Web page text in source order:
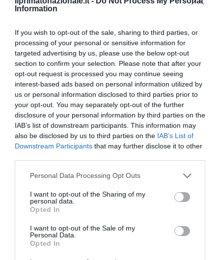
Information
If you wish to opt-out of the sale, sharing to third parties, or
processing of your personal or sensitive information for
targeted advertising by us, please use the below opt-out
section to confirm your selection. Please note that after your
opt-out request is processed you may continue seeing
interest-based ads based on personal information utilized by
us or personal information disclosed to third parties prior to
your opt-out. You may separately opt-out of the further
disclosure of your personal information by third parties on the
IAB’s list of downstream participants. This information may
also be disclosed by us to third parties on the IAB’s List of
Downstream Participants that may further disclose it to other
Please note that this website/app uses one or more Google
not limited to your visit or usage behaviour. You may click to
grant or deny consent to Google and its third-party tags to
use your data for below specified purposes in below Google
consent section.
Personal Data Processing Opt Outs
I want to opt-out of the Sharing of my
personal data.
Opted In
I want to opt-out of the Sale of my
Personal Data.
Opted In
Tekne agli americani: il Golden Power è l’ultima trincea
di uno Stato senza politica...
7 Agosto 2026